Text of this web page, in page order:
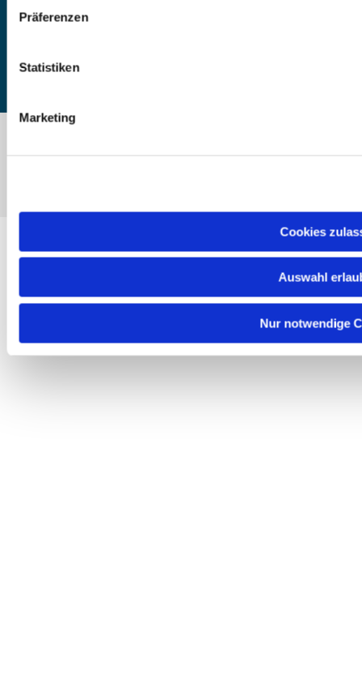
Präferenzen
Statistiken
Marketing
Cookies
Auswahl
Nur notwendige
DE55 5206 0410 0706 4634 01, Evangelische Bank